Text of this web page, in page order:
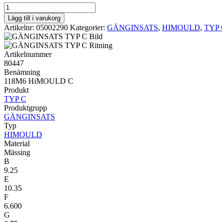
HIMOULD
TYP
C
118M6
HiMOULD
C
mängd
Lägg till i varukorg
Artikelnr: 05002290 Kategorier: GÄNGINSATS, HIMOULD, TYP
Artikelnummer
80447
Benämning
118M6 HiMOULD C
Produkt
TYP C
Produktgrupp
GÄNGINSATS
Typ
HIMOULD
Material
Mässing
B
9.25
E
10.35
F
6.600
G